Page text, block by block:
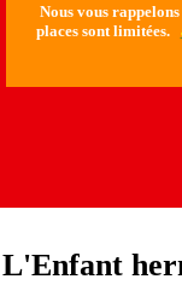
Nous vous
places sont limitées.
L'Enfant